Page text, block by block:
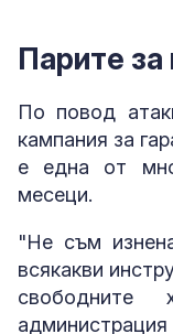
Парите за
По повод
кампания за
е една от
месеци.
"Не съм
всякакви